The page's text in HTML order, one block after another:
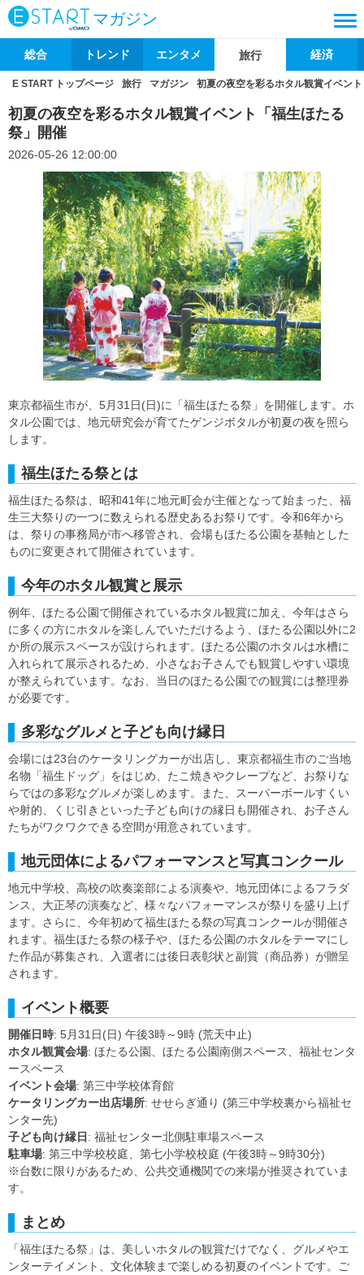
マガジン
総合 トレンド エンタメ 旅行 経済
E START トップページ 旅行 マガジン 初夏の夜空を彩るホタル観賞イベン
初夏の夜空を彩るホタル観賞イベント「福生ほたる
祭」開催
2026-05-26 12:00:00
東京都福生市が、5月31日(日)に「福生ほたる祭」を開催します。ホ
タル公園では、地元研究会が育てたゲンジボタルが初夏の夜を照ら
します。
福生ほたる祭とは
福生ほたる祭は、昭和41年に地元町会が主催となって始まった、福
生三大祭りの一つに数えられる歴史あるお祭りです。令和6年から
は、祭りの事務局が市へ移管され、会場もほたる公園を基軸とした
ものに変更されて開催されています。
今年のホタル観賞と展示
例年、ほたる公園で開催されているホタル観賞に加え、今年はさら
に多くの方にホタルを楽しんでいただけるよう、ほたる公園以外に2
か所の展示スペースが設けられます。ほたる公園のホタルは水槽に
入れられて展示されるため、小さなお子さんでも観賞しやすい環境
が整えられています。なお、当日のほたる公園での観賞には整理券
が必要です。
多彩なグルメと子ども向け縁日
会場には23台のケータリングカーが出店し、東京都福生市のご当地
名物「福生ドッグ」をはじめ、たこ焼きやクレープなど、お祭りな
らではの多彩なグルメが楽しめます。また、スーパーボールすくい
や射的、くじ引きといった子ども向けの縁日も開催され、お子さん
たちがワクワクできる空間が用意されています。
地元団体によるパフォーマンスと写真コンクール
地元中学校、高校の吹奏楽部による演奏や、地元団体によるフラダ
ンス、大正琴の演奏など、様々なパフォーマンスが祭りを盛り上げ
ます。さらに、今年初めて福生ほたる祭の写真コンクールが開催さ
れます。福生ほたる祭の様子や、ほたる公園のホタルをテーマにし
た作品が募集され、入選者には後日表彰状と副賞（商品券）が贈呈
されます。
イベント概要
開催日時: 5月31日(日) 午後3時～9時 (荒天中止)
ホタル観賞会場: ほたる公園、ほたる公園南側スペース、福祉センタ
ースペース
イベント会場: 第三中学校体育館
ケータリングカー出店場所: せせらぎ通り (第三中学校裏から福祉セ
ンター先)
子ども向け縁日 : 福祉センター北側駐車場スペース
駐車場: 第三中学校校庭、第七小学校校庭 (午後3時～9時30分)
※台数に限りがあるため、公共交通機関での来場が推奨されていま
す。
まとめ
「福生ほたる祭」は、美しいホタルの観賞だけでなく、グルメやエ
ンターテイメント、文化体験まで楽しめる初夏のイベントです。ご